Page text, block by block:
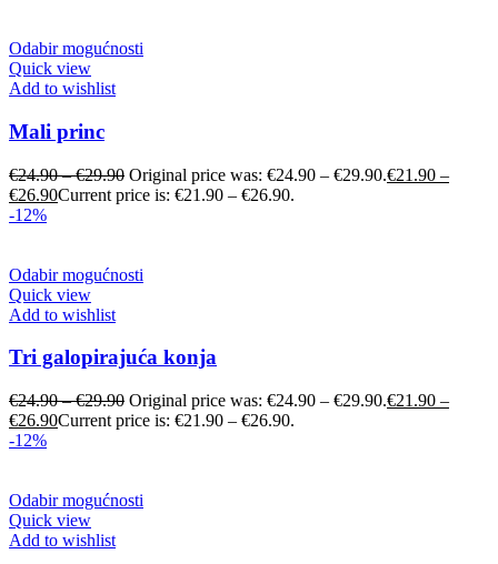
Odabir mogućnosti
Quick view
Add to wishlist
Mali princ
€24.90–€29.90 Original price was: €24.90 – €29.90.€21.90 –
€26.90Current price is: €21.90 – €26.90.
-12%
Odabir mogućnosti
Quick view
Add to wishlist
Tri galopirajuća konja
€24.90–€29.90 Original price was: €24.90 – €29.90.€21.90 –
€26.90Current price is: €21.90 – €26.90.
-12%
Odabir mogućnosti
Quick view
Add to wishlist